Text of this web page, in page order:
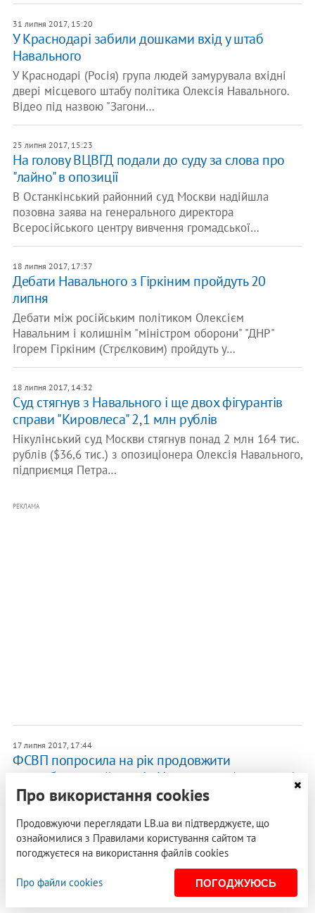
31 липня 2017, 15:20
У Краснодарі забили дошками вхід у штаб
Навального
У Краснодарі (Росія) група людей замурувала вхідні
двері місцевого штабу політика Олексія Навального.
Відео під назвою "Загони…
25 липня 2017, 15:23
На голову ВЦВГД подали до суду за слова про
"лайно" в опозиції
В Останкінський районний суд Москви надійшла
позовна заява на генерального директора
Всеросійського центру вивчення громадської…
18 липня 2017, 17:37
Дебати Навального з Гіркіним пройдуть 20
липня
Дебати між російським політиком Олексієм
Навальним і колишнім "міністром оборони" "ДНР"
Ігорем Гіркіним (Стрєлковим) пройдуть у…
18 липня 2017, 14:32
Суд стягнув з Навального і ще двох фігурантів
справи "Кировлеса" 2,1 млн рублів
Нікулінський суд Москви стягнув понад 2 млн 164 тис.
рублів ($36,6 тис.) з опозиціонера Олексія Навального,
підприємця Петра…
РЕКЛАМА
17 липня 2017, 17:44
ФСВП попросила на рік продовжити
випробувальний термін Навальному (оновлено)
Федеральна служба виконання покарань (ФСВП)
Олексію Навальному через притягнення…
Поліція припинила розслідування справи про
напад на Навального з зеленкою
Про використання cookies
Продовжуючи переглядати LB.ua ви підтверджуєте, що
ознайомилися з Правилами користування сайтом та
погоджуєтеся на використання файлів cookies
Про файли cookies ПОГОДЖУЮСЬ